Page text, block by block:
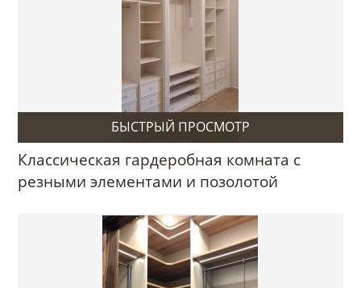
БЫСТРЫЙ ПРОСМОТР
Классическая гардеробная комната с
резными элементами и позолотой